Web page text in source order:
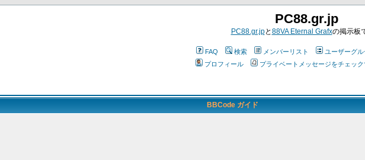
PC88.gr.jp
PC88.gr.jpと88VA Eternal Grafxの掲示板
FAQ 検索 メンバーリスト ユーザーグ
プロフィール
プライベートメッセージをチェック
BBCode ガイド